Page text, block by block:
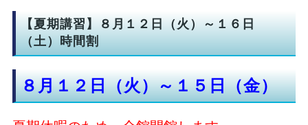
【夏期講習】８月１２日（火）～１６日
（土）時間割
８月１２日（火）～１５日（金）